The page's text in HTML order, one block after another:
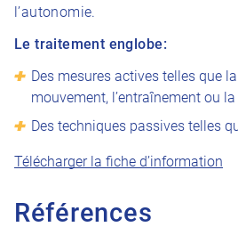
l’autonomie.
Le traitement englobe:
Des mesures actives telles que
mouvement, l’entraînement ou
Des techniques passives telles
Télécharger la fiche d’information
Références